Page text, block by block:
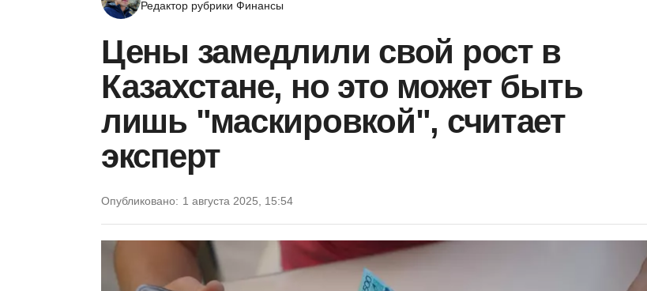
Редактор рубрики Финансы
Цены замедлили свой рост в
Казахстане, но это может быть
лишь "маскировкой", считает
эксперт
Опубликовано: 1 августа 2025, 15:54